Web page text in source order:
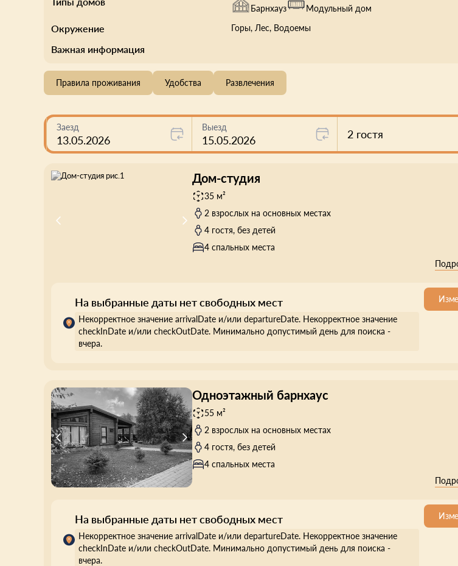
Барнхауз Модульный дом
Окружение Горы, Лес, Водоемы
Важная информация
Правила проживания Удобства Развлечения
Заезд
13.05.2026
Выезд
15.05.2026 2 гостя
Дом-студия
35 м²
2 взрослых на основных местах
4 гостя, без детей
4 спальных места
На выбранные даты нет свободных мест
Некорректное значение arrivalDate и/или departureDate. Некорректное значение
checkInDate и/или checkOutDate. Минимально допустимый день для поиска -
вчера.
Одноэтажный барнхаус
55 м²
2 взрослых на основных местах
4 гостя, без детей
4 спальных места
На выбранные даты нет свободных мест
Некорректное значение arrivalDate и/или departureDate. Некорректное значение
checkInDate и/или checkOutDate. Минимально допустимый день для поиска -
вчера.